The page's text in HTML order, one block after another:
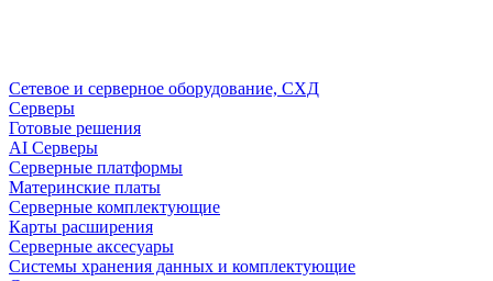
Сетевое и серверное оборудование, СХД
Cерверы
Готовые решения
AI Серверы
Серверные платформы
Материнские платы
Серверные комплектующие
Карты расширения
Серверные аксесуары
Системы хранения данных и комплектующие